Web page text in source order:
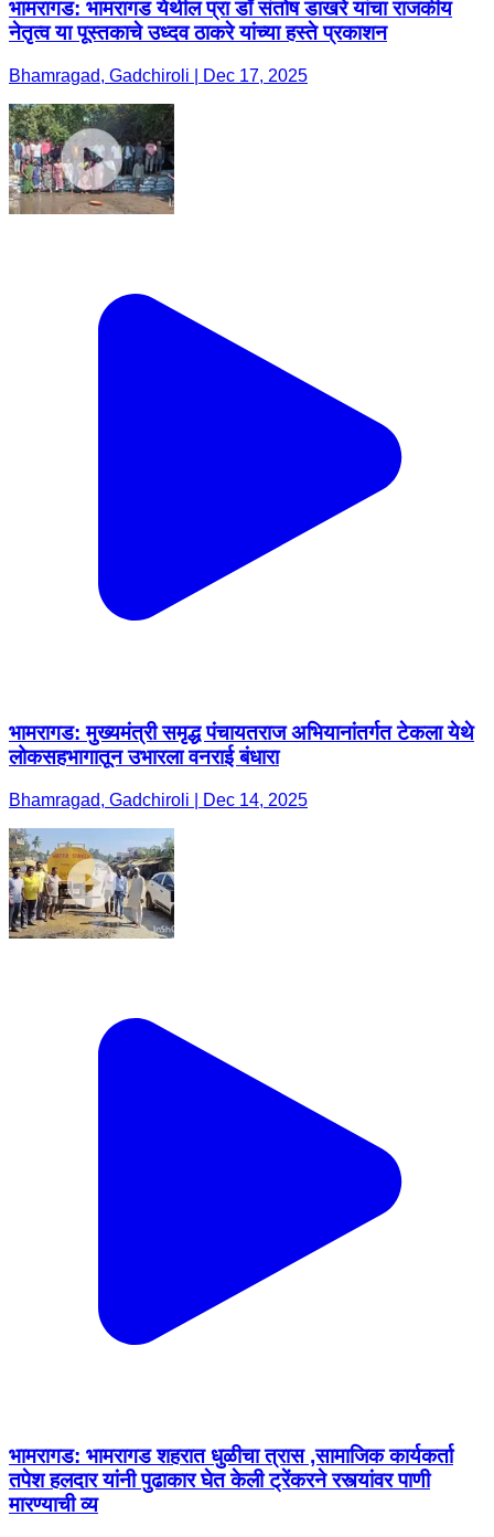
भामरागड: भामरागड येथील प्रा डॉ संतोष डाखरे यांचा राजकीय
नेतृत्व या पूस्तकाचे उध्दव ठाकरे यांच्या हस्ते प्रकाशन
Bhamragad, Gadchiroli | Dec 17, 2025
भामरागड: मुख्यमंत्री समृद्ध पंचायतराज अभियानांतर्गत टेकला येथे
लोकसहभागातून उभारला वनराई बंधारा
Bhamragad, Gadchiroli | Dec 14, 2025
भामरागड: भामरागड शहरात धुळीचा त्रास ,सामाजिक कार्यकर्ता
तपेश हलदार यांनी पुढाकार घेत केली ट्रेंकरने रस्त्यांवर पाणी
मारण्याची व्य